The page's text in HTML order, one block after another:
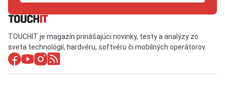
TOUCHIT je magazín prinášajúci novinky, testy a analýzy zo
sveta technológií, hardvéru, softvéru či mobilných operátorov.